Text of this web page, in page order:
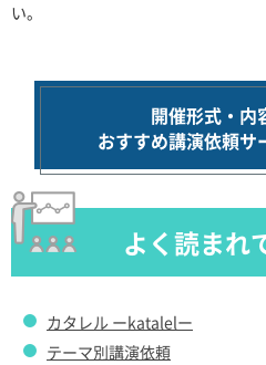
い。
開催形式・内
おすすめ講演依頼サ
よく読まれ
カタレル ーkatalelー
テーマ別講演依頼